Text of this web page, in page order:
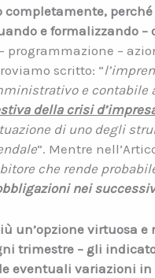
completamente,
e formalizzando
–
scritto: “
e contabile
della crisi
di uno degli
”. Mentre
che rende
nei
un’opzione virtuosa
trimestre – gli
eventuali variazioni in